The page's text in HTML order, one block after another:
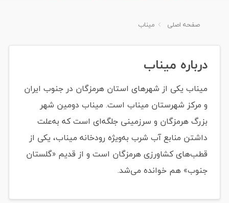
صفحه اصلی میناب
درباره میناب
میناب یکی از شهرهای استان هرمزگان در جنوب ایران
و مرکز شهرستان میناب است. میناب دومین شهر
بزرگ هرمزگان و سرزمینی جلگه‌ای است که به‌علت
داشتن منابع آب شرب به‌ویژه رودخانه میناب، یکی از
قطب‌های کشاورزی هرمزگان است و از قدیم «گلستان
جنوب» هم خوانده می‌شد.